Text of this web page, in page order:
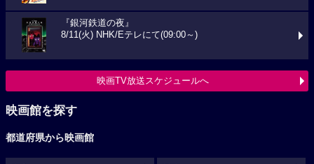
『銀河鉄道の夜』
8/11(火) NHK/Eテレにて(09:00～)
映画TV放送スケジュールへ
映画館を探す
都道府県から映画館